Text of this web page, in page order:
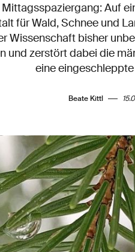
Auf
für Wald, Schnee und
Wissenschaft bisher
und zerstört dabei die
eine
Beate Kittl